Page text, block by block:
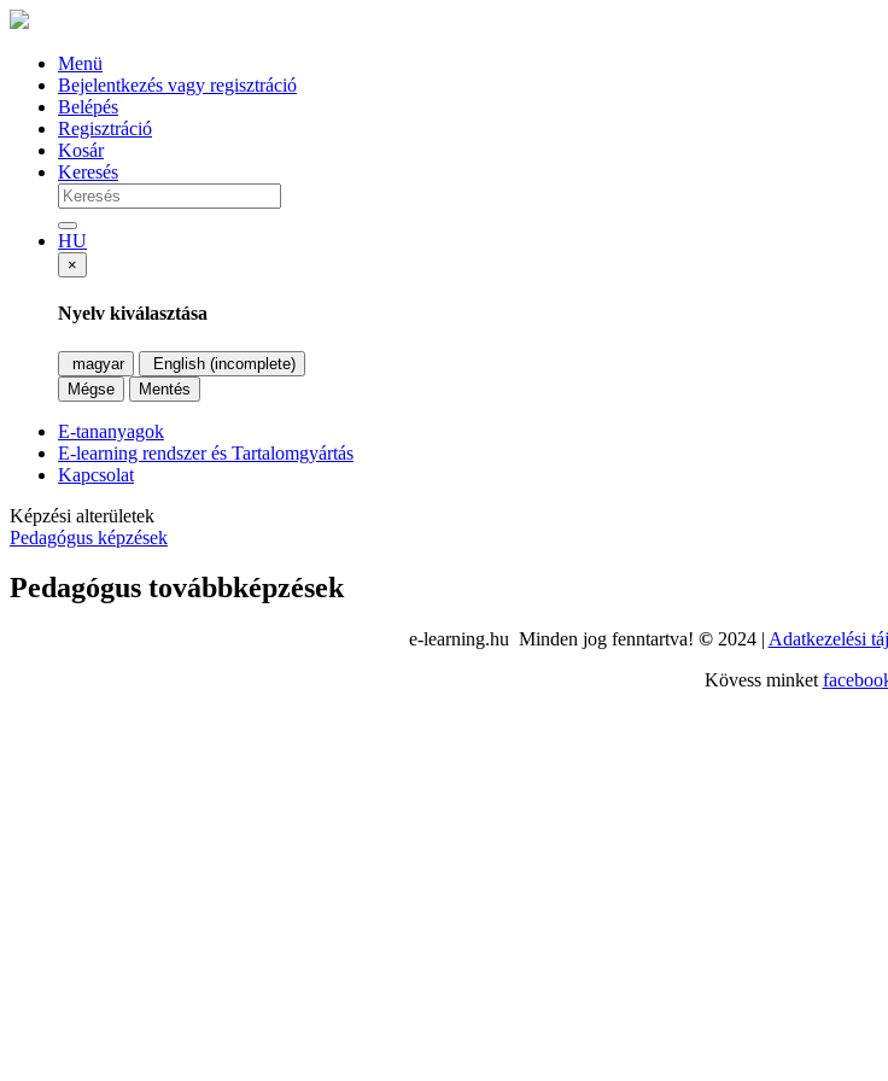
Menü
Bejelentkezés vagy regisztráció
Belépés
Regisztráció
Kosár
Keresés
HU
×
Nyelv kiválasztása
magyar
English (incomplete)
Mégse
Mentés
E-tananyagok
E-learning rendszer és Tartalomgyártás
Kapcsolat
Képzési alterületek
Pedagógus képzések
Pedagógus továbbképzések
e-learning.hu Minden jog fenntartva! © 2024 | Adatkezelési
Kövess minket